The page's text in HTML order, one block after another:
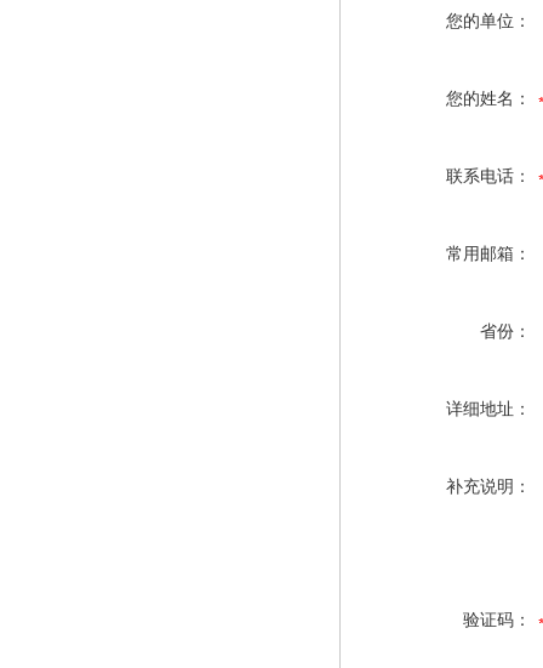
您的单位：
您的姓名：
联系电话：
常用邮箱：
省份：
详细地址：
补充说明：
验证码：